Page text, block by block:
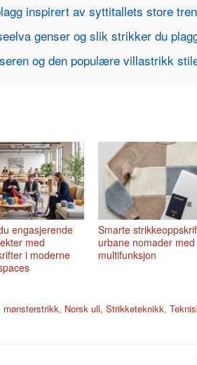
inspirert av syttitallets store
genser og slik strikker du
og den populære villastrikk
engasjerende
med
i moderne
Smarte
urbane nomader
multifunksjon
mønsterstrikk, Norsk ull, Strikketeknikk,